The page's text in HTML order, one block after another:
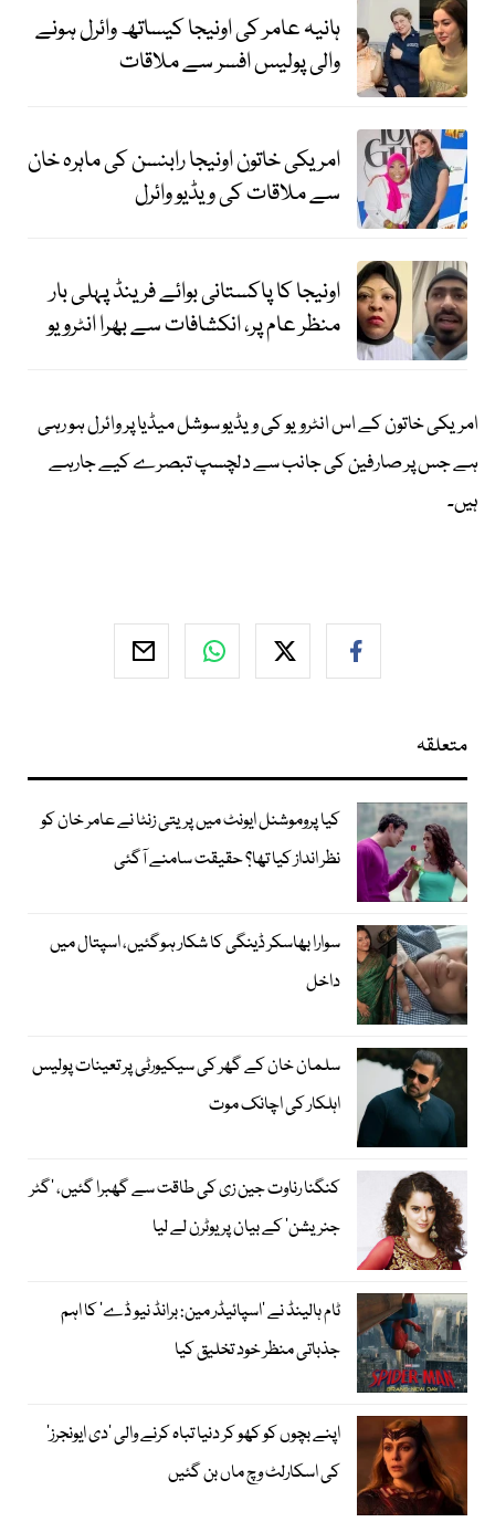
ہانیہ عامر کی اونیجا کیساتھ وائرل ہونے
والی پولیس افسر سے ملاقات
امریکی خاتون اونیجا رابنسن کی ماہرہ خان
سے ملاقات کی ویڈیو وائرل
اونیجا کا پاکستانی بوائے فرینڈ پہلی بار
منظر عام پر، انکشافات سے بھرا انٹرویو
امریکی خاتون کے اس انٹرویو کی ویڈیو سوشل میڈیا پر وائرل ہو رہی
ہے جس پر صارفین کی جانب سے دلچسپ تبصرے کیے جارہے
ہیں۔
متعلقہ
کیا پروموشنل ایونٹ میں پریتی زنٹا نے عامر خان کو
نظر انداز کیا تھا؟ حقیقت سامنے آگئی
سوارا بھاسکر ڈینگی کا شکار ہوگئیں، اسپتال میں
داخل
سلمان خان کے گھر کی سیکیورٹی پر تعینات پولیس
اہلکار کی اچانک موت
کنگنا رناوت جین زی کی طاقت سے گھبرا گئیں، ’گٹر
جنریشن‘ کے بیان پر یوٹرن لے لیا
ٹام ہالینڈ نے ’اسپائیڈر مین: برانڈ نیو ڈے‘ کا اہم
جذباتی منظر خود تخلیق کیا
اپنے بچوں کو کھو کر دنیا تباہ کرنے والی ’دی ایونجرز‘
کی اسکارلٹ وچ ماں بن گئیں